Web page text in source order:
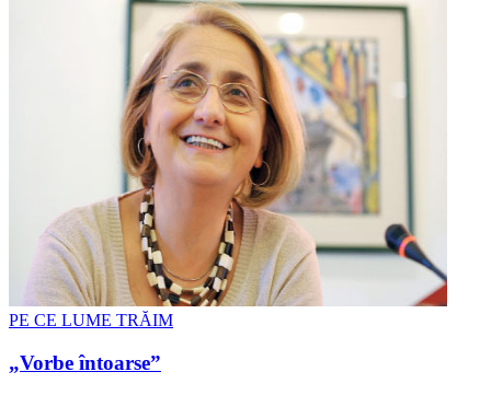
PE CE LUME TRĂIM
„Vorbe întoarse”